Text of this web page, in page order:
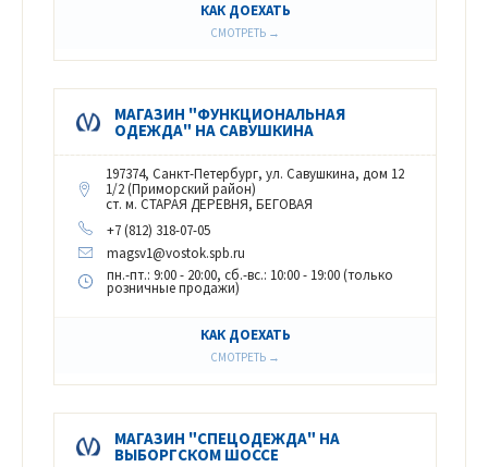
КАК ДОЕХАТЬ
СМОТРЕТЬ →
МАГАЗИН "ФУНКЦИОНАЛЬНАЯ
ОДЕЖДА" НА САВУШКИНА
197374, Санкт-Петербург, ул. Савушкина, дом 12
1/2 (Приморский район)
ст. м. СТАРАЯ ДЕРЕВНЯ, БЕГОВАЯ
+7 (812) 318-07-05
magsv1@vostok.spb.ru
пн.-пт.: 9:00 - 20:00, сб.-вс.: 10:00 - 19:00 (только
розничные продажи)
КАК ДОЕХАТЬ
СМОТРЕТЬ →
МАГАЗИН "СПЕЦОДЕЖДА" НА
ВЫБОРГСКОМ ШОССЕ